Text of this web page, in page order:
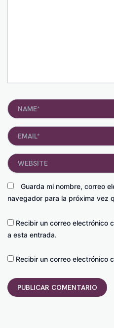
Name*
Email*
Guarda mi nombre, correo
navegador para la próxima vez
Website
Recibir un correo electrónico
a esta entrada.
Recibir un correo electrónico